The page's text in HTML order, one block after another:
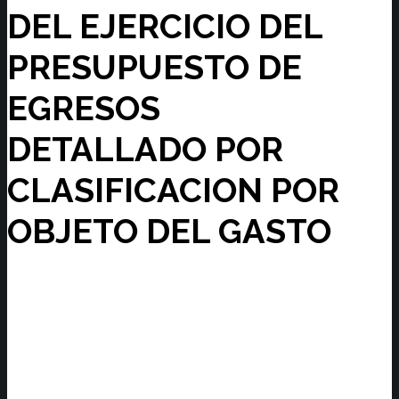
DEL EJERCICIO DEL
PRESUPUESTO DE
EGRESOS
DETALLADO POR
CLASIFICACION POR
OBJETO DEL GASTO